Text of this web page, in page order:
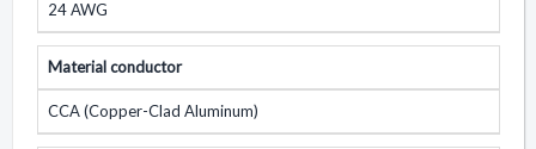
24 AWG
Material conductor
CCA (Copper-Clad Aluminum)